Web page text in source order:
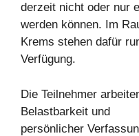
derzeit nicht oder nur
werden können. Im
Krems stehen dafür
Verfügung.
Die Teilnehmer
Belastbarkeit und
persönlicher